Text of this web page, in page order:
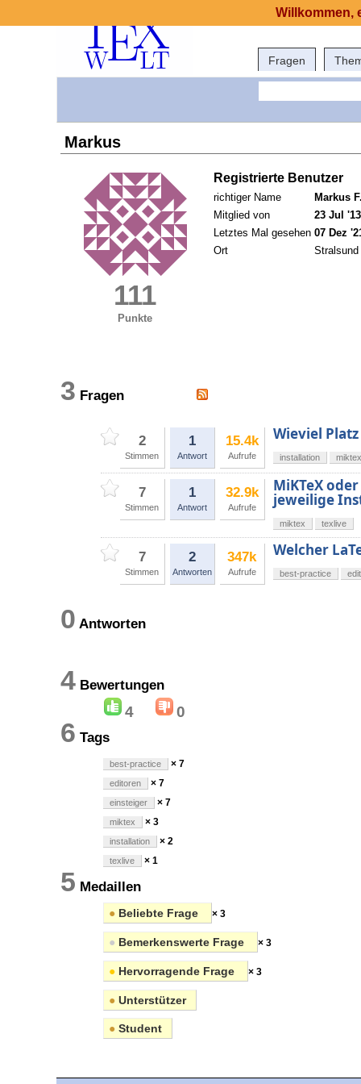
Fragen
Markus
111
Punkte
Registrierte Benutzer
richtiger Name
Markus
Mitglied von
23 Jul
Letztes Mal gesehen 07 Dez
Ort
Stralsund
3 Fragen
2
Stimmen
1
Antwort
15.4k
Aufrufe
Wieviel
installation miktex
7
Stimmen
1
Antwort
32.9k
Aufrufe
MiKTeX
jeweilige
miktex texlive
7
Stimmen
2
Antworten
347k
Aufrufe
Welcher
best-practice
0 Antworten
4 Bewertungen
4 0
6 Tags
best-practice × 7
editoren × 7
einsteiger × 7
miktex × 3
installation × 2
texlive × 1
5 Medaillen
● Beliebte Frage × 3
● Bemerkenswerte Frage × 3
● Hervorragende Frage × 3
● Unterstützer
● Student
Willkommen,